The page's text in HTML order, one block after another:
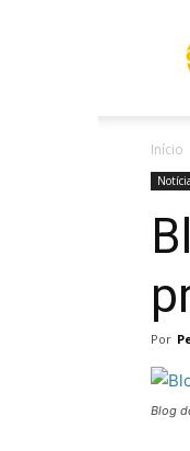
Início
Por
Blog